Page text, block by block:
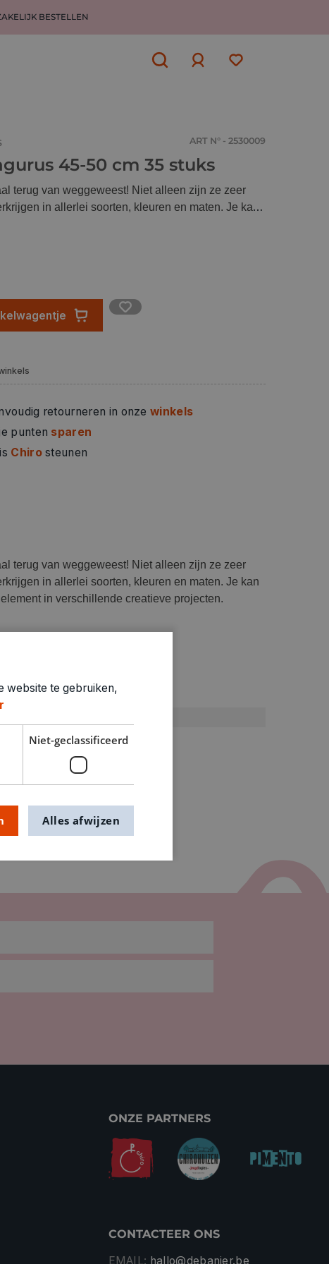
BESTELLEN
ART N° - 2530009
45-50 cm 35 stuks
terug van weggeweest! Niet alleen zijn ze zeer
in allerlei soorten, kleuren en maten. Je kan
in verschillende creatieve projecten.
retourneren in onzewinkels
punten sparen
Chirosteunen
terug van weggeweest! Niet alleen zijn ze zeer
in allerlei soorten, kleuren en maten. Je kan
in verschillende creatieve projecten.
2530009
ONZE PARTNERS
CONTACTEER ONS
EMAIL: hallo@debanier.be
website te gebruiken,
Niet-geclassificeerd
Alles afwijzen